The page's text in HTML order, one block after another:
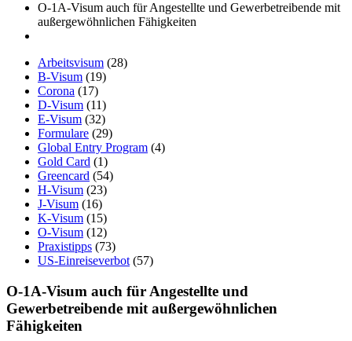
O-1A-Visum auch für Angestellte und Gewerbetreibende mit
außergewöhnlichen Fähigkeiten
Arbeitsvisum (28)
B-Visum (19)
Corona (17)
D-Visum (11)
E-Visum (32)
Formulare (29)
Global Entry Program (4)
Gold Card (1)
Greencard (54)
H-Visum (23)
J-Visum (16)
K-Visum (15)
O-Visum (12)
Praxistipps (73)
US-Einreiseverbot (57)
O-1A-Visum auch für Angestellte und
Gewerbetreibende mit außergewöhnlichen
Fähigkeiten